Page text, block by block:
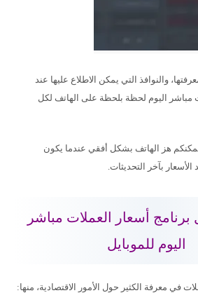
والنوافذ التي يمكن الاطلاع عليها عند
مباشر اليوم لحظة بلحظة على الهاتف لكل
هز الهاتف بشكل أفقي عندما يكون
بآخر التحديثات.
برنامج أسعار العملات مباشر
اليوم للموبايل
في معرفة الكثير حول الأمور الاقتصادية، منها: